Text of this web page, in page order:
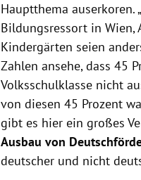
Hauptthema auserkoren.
Bildungsressort in Wien,
Kindergärten seien
Zahlen ansehe, dass 45
Volksschulklasse nicht
von diesen 45 Prozent
gibt es hier ein großes
Ausbau von
deutscher und nicht